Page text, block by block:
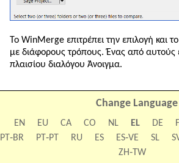
Το WinMerge επιτρέπει την επιλογή και
με διάφορους τρόπους. Ένας από αυτούς
πλαισίου διαλόγου Άνοιγμα.
Change Language
EN EU CA CO NL EL DE
PT‑BR
PT‑PT RU ES ES‑VE SL
ZH‑TW